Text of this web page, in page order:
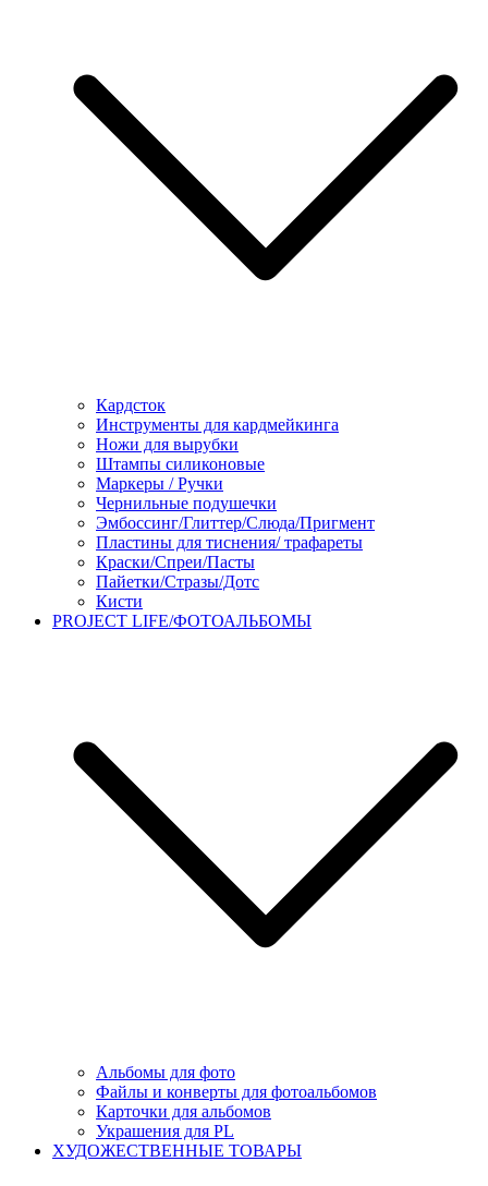
Кардсток
Инструменты для кардмейкинга
Ножи для вырубки
Штампы силиконовые
Маркеры / Ручки
Чернильные подушечки
Эмбоссинг/Глиттер/Слюда/Пригмент
Пластины для тиснения/ трафареты
Краски/Спреи/Пасты
Пайетки/Стразы/Дотс
Кисти
PROJECT LIFE/ФОТОАЛЬБОМЫ
Альбомы для фото
Файлы и конверты для фотоальбомов
Карточки для альбомов
Украшения для PL
ХУДОЖЕСТВЕННЫЕ ТОВАРЫ